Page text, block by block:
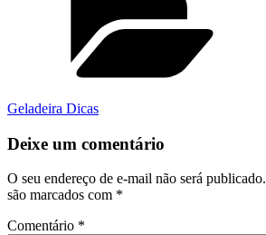
Geladeira Dicas
Deixe um comentário
O seu endereço de e-mail não será publicado.
são marcados com *
Comentário *